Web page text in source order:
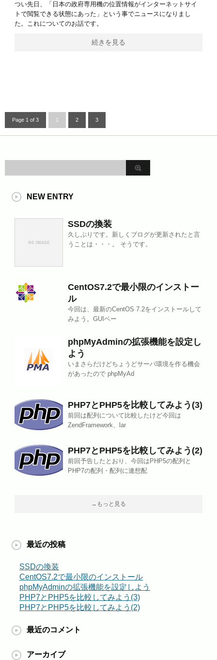
つい先日、「日本の政府専用機の位置情報がインターネットサイ
トで閲覧できる状態にあった」という事でニュースになりまし
た。これについてのお話です。
続きを見る
Page 1 of 3 1 2 3
NEW ENTRY
SSDの換装
久しぶりです。新しくブログが更新されたと言
うことは・・・。 そうです。
CentOS7.2で最小限のインストー
ル
今回は、最新のCentOS 7.2をインストールして
みよう。GUIベー
phpMyAdminの拡張機能を設定し
よう
いまさらだけどちょうどサーバ環境を作る機会
があったので phpMyAd
PHP7とPHP5を比較してみよう(3)
前回は配列について比較したけど今回は
ZendFramework、lar
PHP7とPHP5を比較してみよう(2)
前回予告したとおり、今回はPHP5の配列と
PHP7の配列・配列に連想配
→もっと見る
最近の投稿
SSDの換装
CentOS7.2で最小限のインストール
phpMyAdminの拡張機能を設定しよう
PHP7とPHP5を比較してみよう(3)
PHP7とPHP5を比較してみよう(2)
最近のコメント
アーカイブ